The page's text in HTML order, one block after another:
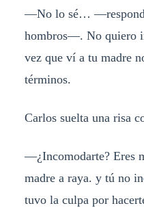
—No lo sé…
hombros—. No quiero
vez que ví a tu madre
términos.
Carlos suelta una risa
—¿Incomodarte? Eres
madre a raya. y tú no
tuvo la culpa por